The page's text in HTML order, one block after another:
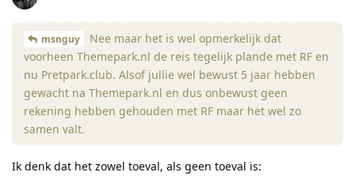
msnguy
Nee maar het is wel opmerkelijk dat
voorheen Themepark.nl de reis tegelijk plande met RF en
nu Pretpark.club. Alsof jullie wel bewust 5 jaar hebben
gewacht na Themepark.nl en dus onbewust geen
rekening hebben gehouden met RF maar het wel zo
samen valt.
Ik denk dat het zowel toeval, als geen toeval is: